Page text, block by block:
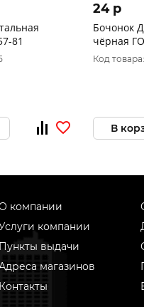
81
24 p
Бочонок
чёрная
Код
В
компании
компании
Пункты выдачи
магазинов
Контакты